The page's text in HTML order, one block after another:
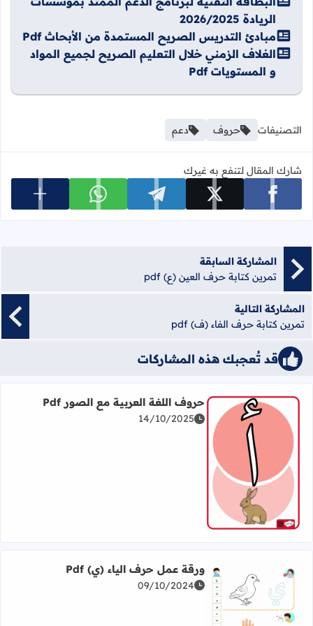
الريادة 2026/2025
مبادئ التدريس الصريح المستمدة من الأبحاث Pdf
الغلاف الزمني خلال التعليم الصريح لجميع المواد
و المستويات Pdf
التصنيفات حروف دعم
شارك المقال لتنفع به غيرك
شارك على facebook شارك على x شارك على telegram شارك على whatsapp عرض
المشاركة السابقة
تمرين كتابة حرف العين (ع) pdf
المشاركة التالية
تمرين كتابة حرف الفاء (ف) pdf
قد تُعجبك هذه المشاركات
اقرأ المزيد عن حروف اللغة العربية مع الصور Pdf
حروف اللغة العربية مع الصور Pdf
14/10/2025
ورقة عمل حرف الياء (ي) Pdf
09/10/2024